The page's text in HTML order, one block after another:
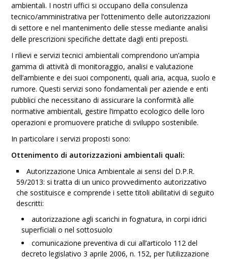
ambientali. I nostri uffici si occupano della consulenza
tecnico/amministrativa per l’ottenimento delle autorizzazioni
di settore e nel mantenimento delle stesse mediante analisi
delle prescrizioni specifiche dettate dagli enti preposti.
I rilievi e servizi tecnici ambientali comprendono un’ampia
gamma di attività di monitoraggio, analisi e valutazione
dell’ambiente e dei suoi componenti, quali aria, acqua, suolo e
rumore. Questi servizi sono fondamentali per aziende e enti
pubblici che necessitano di assicurare la conformità alle
normative ambientali, gestire l’impatto ecologico delle loro
operazioni e promuovere pratiche di sviluppo sostenibile.
In particolare i servizi proposti sono:
Ottenimento di autorizzazioni ambientali quali:
Autorizzazione Unica Ambientale ai sensi del D.P.R.
59/2013: si tratta di un unico provvedimento autorizzativo
che sostituisce e comprende i sette titoli abilitativi di seguito
descritti:
autorizzazione agli scarichi in fognatura, in corpi idrici
superficiali o nel sottosuolo
comunicazione preventiva di cui all’articolo 112 del
decreto legislativo 3 aprile 2006, n. 152, per l’utilizzazione